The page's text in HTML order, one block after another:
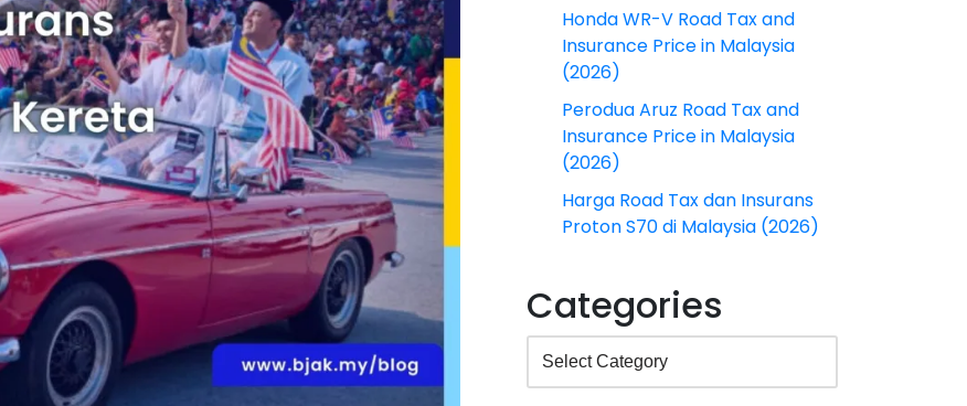
Honda WR-V Road Tax and
Insurance Price in Malaysia
(2026)
Perodua Aruz Road Tax and
Insurance Price in Malaysia
(2026)
Harga Road Tax dan Insurans
Proton S70 di Malaysia (2026)
Categories